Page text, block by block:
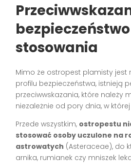
bezpieczeństwo
stosowania
Mimo że ostropest plamisty jest
profilu bezpieczeństwa, istnieją
przeciwwskazania, które należy
niezależnie od pory dnia, w
Przede wszystkim, ostropestu
stosować osoby uczulone na
astrowatych (Asteraceae), do
arnika, rumianek czy mniszek